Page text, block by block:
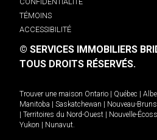
TÉMOINS
ACCESSIBILITÉ
© SERVICES IMMOBILIERS
TOUS DROITS RÉSERVÉS.
Trouver une maison Ontario Québec
Manitoba
Saskatchewan Nouveau-
Territoires du Nord-Ouest Nouvelle-
Yukon
Nunavut.